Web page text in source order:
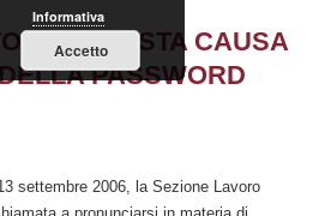
PER GIUSTA CAUSA
PASSWORD
settembre 2006, la Sezione Lavoro
Informativa
Accetto